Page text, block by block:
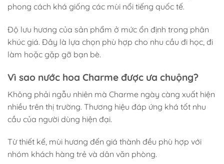
phong cách khá giống các mùi nổi tiếng quốc tế.
Độ lưu hương của sản phẩm ở mức ổn định trong phân
khúc giá. Đây là lựa chọn phù hợp cho nhu cầu đi học, đi
làm hoặc gặp gỡ bạn bè.
Vì sao nước hoa Charme được ưa chuộng?
Không phải ngẫu nhiên mà Charme ngày càng xuất hiện
nhiều trên thị trường. Thương hiệu đáp ứng khá tốt nhu
cầu của người dùng hiện đại.
Từ thiết kế, mùi hương đến giá thành đều phù hợp với
nhóm khách hàng trẻ và dân văn phòng.